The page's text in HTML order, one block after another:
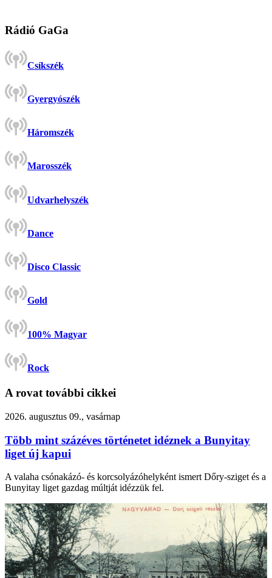
Rádió GaGa
Csíkszék
Gyergyószék
Háromszék
Marosszék
Udvarhelyszék
Dance
Disco Classic
Gold
100% Magyar
Rock
A rovat további cikkei
2026. augusztus 09., vasárnap
Több mint százéves történetet idéznek a Bunyitay
liget új kapui
A valaha csónakázó- és korcsolyázóhelyként ismert Dőry-sziget és a
Bunyitay liget gazdag múltját idézzük fel.